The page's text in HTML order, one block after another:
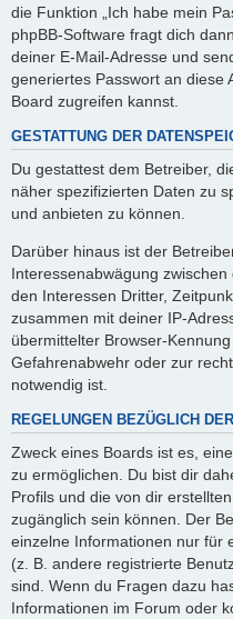
die Funktion „Ich habe mein
phpBB-Software fragt dich
deiner E-Mail-Adresse und
generiertes Passwort an diese
Board zugreifen kannst.
GESTATTUNG DER
Du gestattest dem Betreiber,
näher spezifizierten Daten zu
und anbieten zu können.
Darüber hinaus ist der
Interessenabwägung
den Interessen Dritter,
zusammen mit deiner IP-
übermittelter Browser-
Gefahrenabwehr oder zur
notwendig ist.
REGELUNGEN BEZÜGLICH
Zweck eines Boards ist es,
zu ermöglichen. Du bist dir
Profils und die von dir
zugänglich sein können. Der
einzelne Informationen nur für
(z. B. andere registrierte
sind. Wenn du Fragen dazu
Informationen im Forum oder